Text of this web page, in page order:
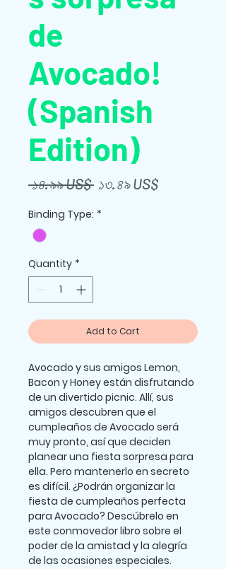
de
Avocado!
(Spanish
Edition)
১৪.৯৯ US$ Regular
১৩.৪৯ US$Sale
Binding Type: *
Quantity *
Add to Cart
Avocado y sus amigos Lemon,
Bacon y Honey están disfrutando
de un divertido picnic. Allí, sus
amigos descubren que el
cumpleaños de Avocado será
muy pronto, así que deciden
planear una fiesta sorpresa para
ella. Pero mantenerlo en secreto
es difícil. ¿Podrán organizar la
fiesta de cumpleaños perfecta
para Avocado? Descúbrelo en
este conmovedor libro sobre el
poder de la amistad y la alegría
de las ocasiones especiales.